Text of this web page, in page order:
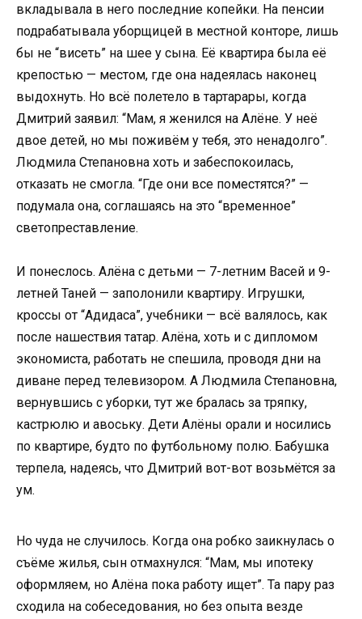
вкладывала в него последние копейки. На пенсии
подрабатывала уборщицей в местной конторе, лишь
бы не “висеть” на шее у сына. Её квартира была её
крепостью — местом, где она надеялась наконец
выдохнуть. Но всё полетело в тартарары, когда
Дмитрий заявил: “Мам, я женился на Алёне. У неё
двое детей, но мы поживём у тебя, это ненадолго”.
Людмила Степановна хоть и забеспокоилась,
отказать не смогла. “Где они все поместятся?” —
подумала она, соглашаясь на это “временное”
светопреставление.
И понеслось. Алёна с детьми — 7-летним Васей и 9-
летней Таней — заполонили квартиру. Игрушки,
кроссы от “Адидаса”, учебники — всё валялось, как
после нашествия татар. Алёна, хоть и с дипломом
экономиста, работать не спешила, проводя дни на
диване перед телевизором. А Людмила Степановна,
вернувшись с уборки, тут же бралась за тряпку,
кастрюлю и авоську. Дети Алёны орали и носились
по квартире, будто по футбольному полю. Бабушка
терпела, надеясь, что Дмитрий вот-вот возьмётся за
ум.
Но чуда не случилось. Когда она робко заикнулась о
съёме жилья, сын отмахнулся: “Мам, мы ипотеку
оформляем, но Алёна пока работу ищет”. Та пару раз
сходила на собеседования, но без опыта везде